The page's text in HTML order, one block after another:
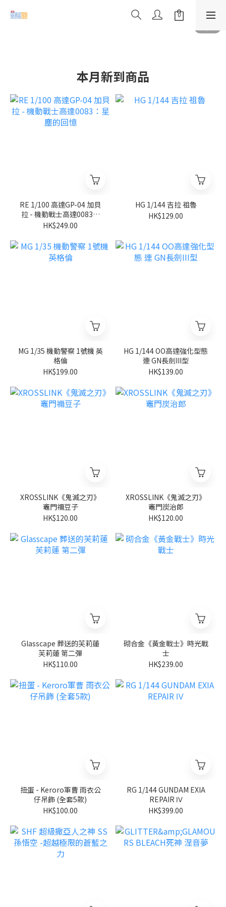
本月新到商品
RE 1/100 高達GP-04 加貝
拉 - 機動戰士高達0083：
星塵的回憶
HK$249.00
HG 1/144 吉拉 祖魯
HK$129.00
MG 1/35 機動警察 1號機 英
格倫
HK$199.00
HG 1/144 OO高達強化型態
連 GN長劍III型
HK$139.00
XROSSLINK《鬼滅之刃》
竈門禰豆子
HK$120.00
XROSSLINK《鬼滅之刃》
竈門炭治郎
HK$120.00
Glasscape 葬送的芙莉蓮
芙莉蓮 第二彈
HK$110.00
砌合金《黃金戰士》時光戰
士
HK$239.00
扭蛋 - Keroro軍曹 雨衣公
仔吊飾 (全套5款)
HK$100.00
RG 1/144 GUNDAM EXIA
REPAIR Ⅳ
HK$399.00